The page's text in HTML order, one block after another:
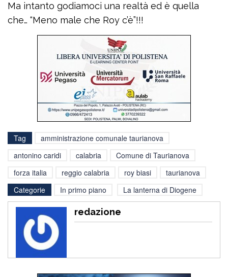
Ma intanto godiamoci una realtà ed è quella
che… “Meno male che Roy c’è”!!!
Tag
amministrazione comunale taurianova
antonino caridi
calabria
Comune di Taurianova
forza italia
reggio calabria roy biasi
taurianova
Categorie
In primo piano La lanterna di Diogene
redazione